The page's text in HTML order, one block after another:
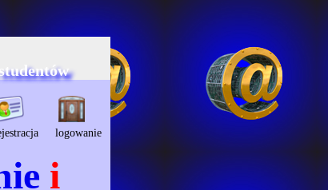
logowanie
i